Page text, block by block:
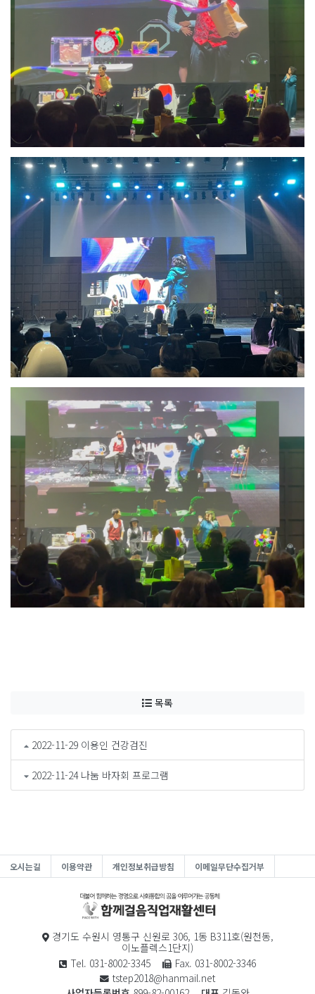
목록
2022-11-29 이용인 건강검진
2022-11-24 나눔 바자회 프로그램
오시는길 이용약관 개인정보취급방침 이메일무단수집거부
경기도 수원시 영통구 신원로 306, 1동 B311호(원천동,
이노플렉스1단지)
Tel. 031-8002-3345
Fax. 031-8002-3346
tstep2018@hanmail.net